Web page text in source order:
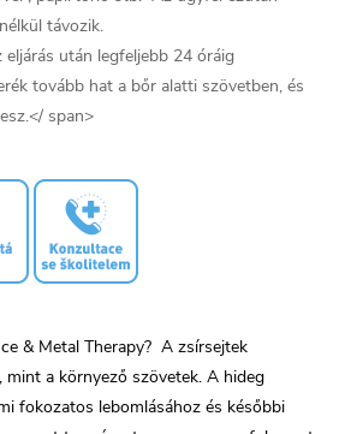
távozik.
után legfeljebb 24 óráig
tovább hat a bőr alatti szövetben, és
span>
& Metal Therapy? A zsírsejtek
mint a környező szövetek. A hideg
fokozatos lebomlásához és későbbi